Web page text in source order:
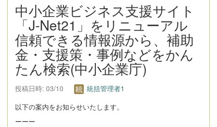
中小企業ビジネス支援サイト
「J-Net21」をリニューアル
信頼できる情報源から、補助
金・支援策・事例などをかん
たん検索(中小企業庁)
投稿日時: 03/10
統括管理者1
以下の案内をお知らせいたします。
ーーー